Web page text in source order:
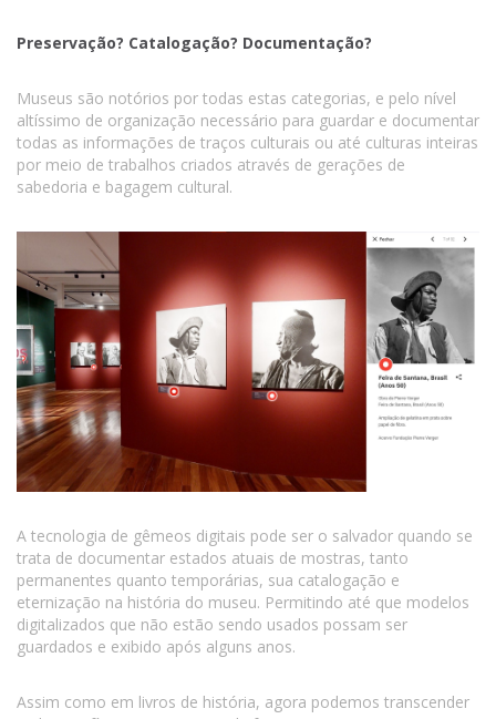
Preservação? Catalogação? Documentação?
Museus são notórios por todas estas categorias, e pelo nível
altíssimo de organização necessário para guardar e documentar
todas as informações de traços culturais ou até culturas inteiras
por meio de trabalhos criados através de gerações de
sabedoria e bagagem cultural.
A tecnologia de gêmeos digitais pode ser o salvador quando se
trata de documentar estados atuais de mostras, tanto
permanentes quanto temporárias, sua catalogação e
eternização na história do museu. Permitindo até que modelos
digitalizados que não estão sendo usados possam ser
guardados e exibido após alguns anos.
Assim como em livros de história, agora podemos transcender